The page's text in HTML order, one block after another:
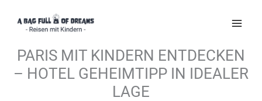
Inhalt
PARIS MIT KINDERN ENTDECKEN
– HOTEL GEHEIMTIPP IN IDEALER
LAGE